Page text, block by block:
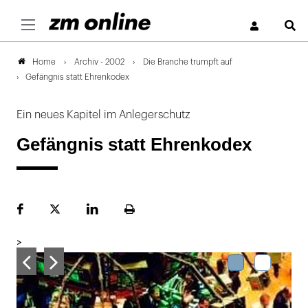
Home Archiv - 2002
Die Branche trumpft auf
Gefängnis statt Ehrenkodex
Ein neues Kapitel im Anlegerschutz
Gefängnis statt Ehrenkodex
FacebookPlattformLinekdInSeite
>